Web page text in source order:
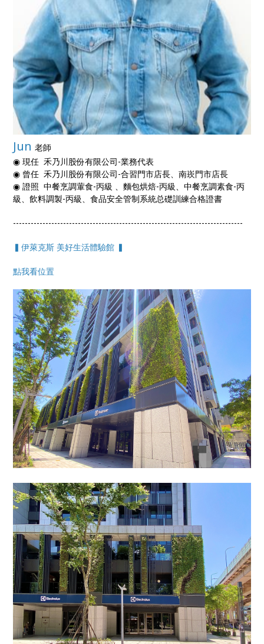
Jun 老師
◉ 現任 禾乃川股份有限公司-業務代表
◉ 曾任 禾乃川股份有限公司-合習門市店長、南崁門市店長
◉ 證照 中餐烹調葷食-丙級 、麵包烘焙-丙級、中餐烹調素食-丙
級、飲料調製-丙級、食品安全管制系統总礎訓練合格證書
------------------------------------------------------------------------------
▍伊萊克斯 美好生活體驗館 ▍
點我看位置